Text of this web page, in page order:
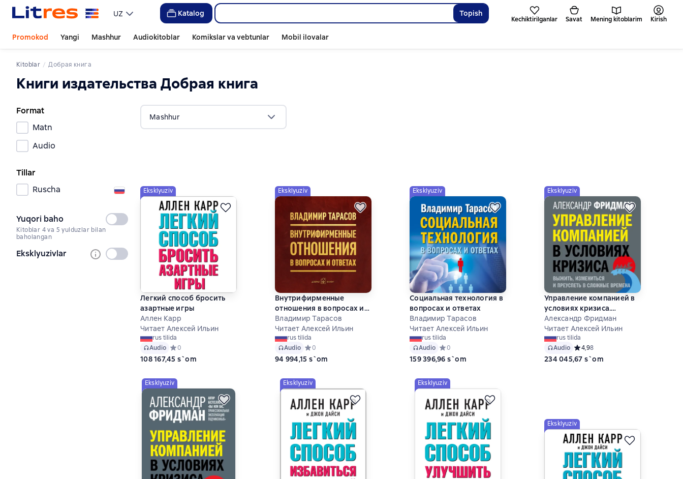
UZ Katalog Topish
Kechiktirilganlar Savat Mening kitoblarim Kirish
Promokod Yangi Mashhur Audiokitoblar Komikslar va vebtunlar Mobil ilovalar
Kitoblar Добрая книга
Книги издательства Добрая книга
Format
Matn
Audio
Tillar
Ruscha
Yuqori baho Tanlanmagan
Kitoblar 4 va 5 yulduzlar bilan
baholangan
Eksklyuzivlar Tanlanmagan
Mashhur
Eksklyuziv
Легкий способ бросить
азартные игры
Аллен Карр
Читает Алексей Ильин
rus tilida
Audio Средний рейтинг 0 на основе 0 оценок
0
108 167,45 s`om
Eksklyuziv
Внутрифирменные
отношения в вопросах и
ответах
Владимир Тарасов
Читает Алексей Ильин
rus tilida
Audio Средний рейтинг 0 на основе 0 оценок
0
94 994,15 s`om
Eksklyuziv
Социальная технология в
вопросах и ответах
Владимир Тарасов
Читает Алексей Ильин
rus tilida
Audio Средний рейтинг 0 на основе 0 оценок
0
159 396,96 s`om
Eksklyuziv
Управление компанией в
условиях кризиса.
Выжить, измениться и
преуспеть в сложные
времена
Александр Фридман
Читает Алексей Ильин
rus tilida
Audio Средний рейтинг 4,9 на основе 8
4,98
234 045,67 s`om
Eksklyuziv Eksklyuziv Eksklyuziv
Eksklyuziv